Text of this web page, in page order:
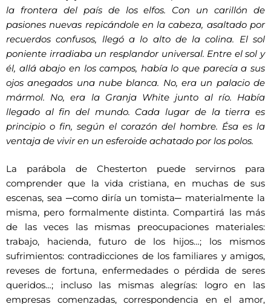
la frontera del país de los elfos. Con un carillón de
pasiones nuevas repicándole en la cabeza, asaltado por
recuerdos confusos, llegó a lo alto de la colina. El sol
poniente irradiaba un resplandor universal. Entre el sol y
él, allá abajo en los campos, había lo que parecía a sus
ojos anegados una nube blanca. No, era un palacio de
mármol. No, era la Granja White junto al río. Había
llegado al fin del mundo. Cada lugar de la tierra es
principio o fin, según el corazón del hombre. Ésa es la
ventaja de vivir en un esferoide achatado por los polos.
La parábola de Chesterton puede servirnos para
comprender que la vida cristiana, en muchas de sus
escenas, sea ─como diría un tomista─ materialmente la
misma, pero formalmente distinta. Compartirá las más
de las veces las mismas preocupaciones materiales:
trabajo, hacienda, futuro de los hijos…; los mismos
sufrimientos: contradicciones de los familiares y amigos,
reveses de fortuna, enfermedades o pérdida de seres
queridos…; incluso las mismas alegrías: logro en las
empresas comenzadas, correspondencia en el amor,